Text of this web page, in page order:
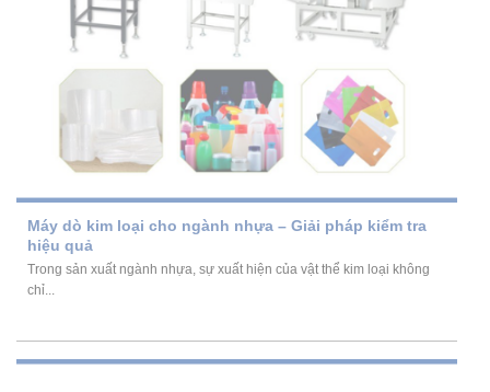
Máy dò kim loại cho ngành nhựa – Giải pháp kiểm tra
hiệu quả
Trong sản xuất ngành nhựa, sự xuất hiện của vật thể kim loại không
chỉ...